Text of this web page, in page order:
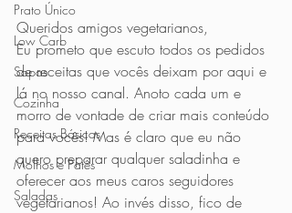
Prato Único
Low Carb
Sopas
Cozinha
Receitas Básicas
Molhos e Patês
Saladas
Queridos amigos vegetarianos,
Eu prometo que escuto todos os pedidos
de receitas que vocês deixam por aqui e
lá no nosso canal. Anoto cada um e
morro de vontade de criar mais conteúdo
para vocês! Mas é claro que eu não
quero preparar qualquer saladinha e
oferecer aos meus caros seguidores
vegetarianos! Ao invés disso, fico de